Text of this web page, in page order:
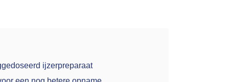
ijzerpreparaat